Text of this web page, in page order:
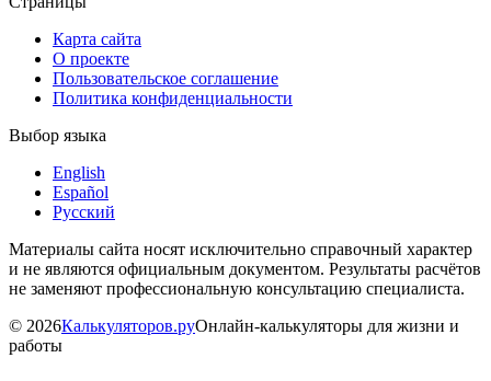
Карта сайта
О проекте
Пользовательское соглашение
Политика конфиденциальности
Выбор языка
English
Español
Русский
Материалы сайта носят исключительно справочный характер
и не являются официальным документом. Результаты расчётов
не заменяют профессиональную консультацию специалиста.
© 2026Калькуляторов.руОнлайн-калькуляторы для жизни и
работы